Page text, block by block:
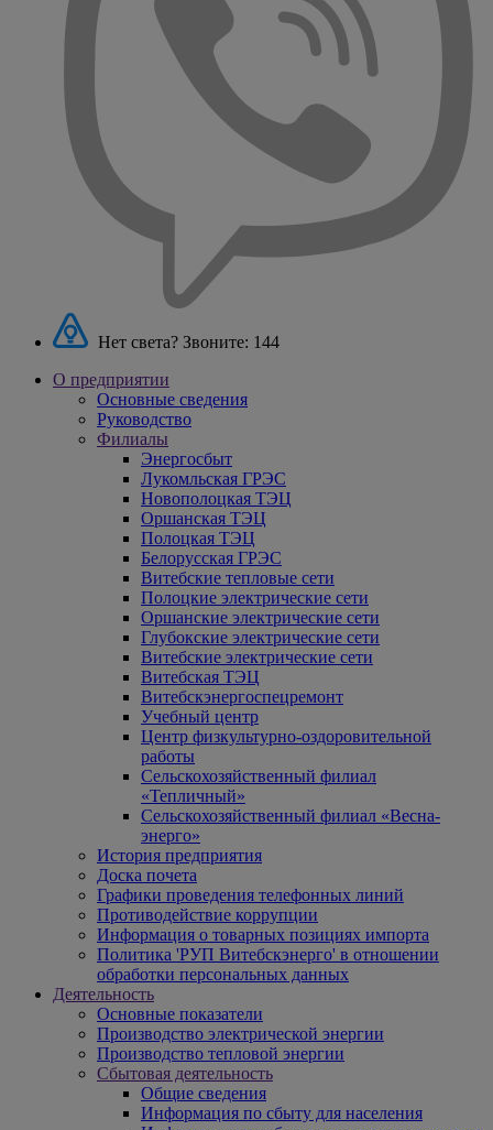
Нет света? Звоните: 144
О предприятии
Основные сведения
Руководство
Филиалы
Энергосбыт
Лукомльская ГРЭС
Новополоцкая ТЭЦ
Оршанская ТЭЦ
Полоцкая ТЭЦ
Белорусская ГРЭС
Витебские тепловые сети
Полоцкие электрические сети
Оршанские электрические сети
Глубокские электрические сети
Витебские электрические сети
Витебская ТЭЦ
Витебскэнергоспецремонт
Учебный центр
Центр физкультурно-оздоровительной
работы
Сельскохозяйственный филиал
«Тепличный»
Сельскохозяйственный филиал «Весна-
энерго»
История предприятия
Доска почета
Графики проведения телефонных линий
Противодействие коррупции
Информация о товарных позициях импорта
Политика 'РУП Витебскэнерго' в отношении
обработки персональных данных
Деятельность
Основные показатели
Производство электрической энергии
Производство тепловой энергии
Сбытовая деятельность
Общие сведения
Информация по сбыту для населения